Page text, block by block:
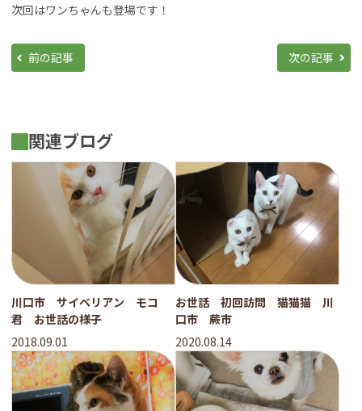
次回はワンちゃんも登場です！
前の記事 次の記事
関連ブログ
川口市 サイベリアン モコ
君 お世話の様子
2018.09.01
お世話 初回訪問 猫猫猫 川
口市 蕨市
2020.08.14